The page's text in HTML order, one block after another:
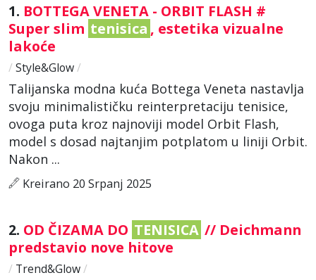
1. BOTTEGA VENETA - ORBIT FLASH #
Super slim tenisica , estetika vizualne
lakoće
/ Style&Glow/
Talijanska modna kuća Bottega Veneta nastavlja
svoju minimalističku reinterpretaciju tenisice,
ovoga puta kroz najnoviji model Orbit Flash,
model s dosad najtanjim potplatom u liniji Orbit.
Nakon ...
Kreirano 20 Srpanj 2025
2. OD ČIZAMA DO TENISICA // Deichmann
predstavio nove hitove
/ Trend&Glow/